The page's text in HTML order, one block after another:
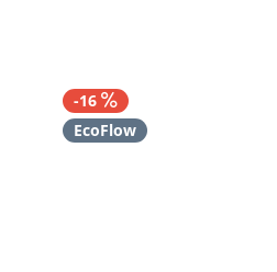
-16
EcoFlow